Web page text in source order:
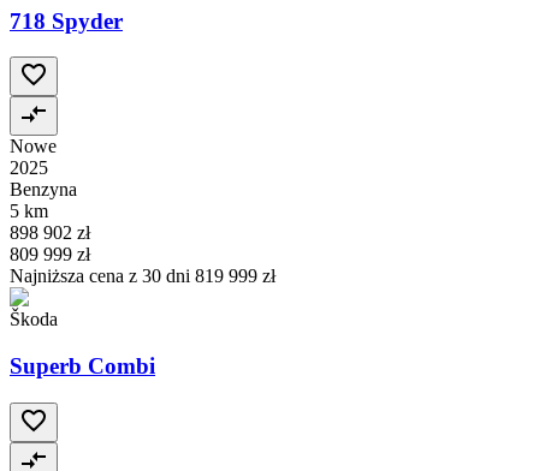
718 Spyder
Nowe
2025
Benzyna
5 km
898 902 zł
809 999 zł
Najniższa cena z 30 dni 819 999 zł
Škoda
Superb Combi